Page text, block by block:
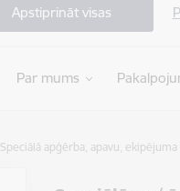
Apstiprināt visas
Par mums
Speciālā apģērba, apavu,